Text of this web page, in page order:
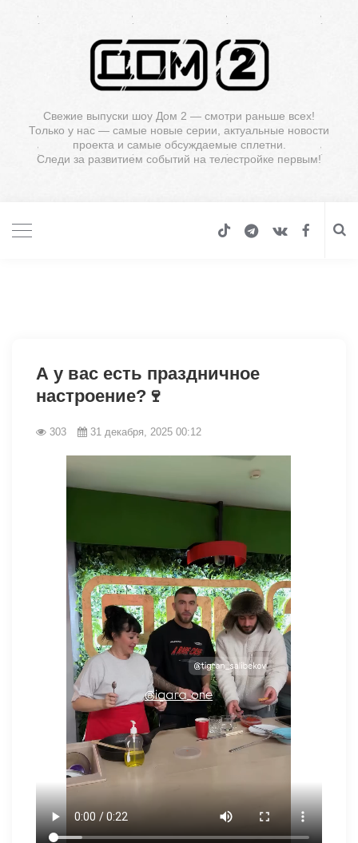
Свежие выпуски шоу Дом 2 — смотри раньше всех!
Только у нас — самые новые серии, актуальные новости
проекта и самые обсуждаемые сплетни.
Следи за развитием событий на телестройке первым!
А у вас есть праздничное
настроение?🍷
303 31 декабря, 2025 00:12